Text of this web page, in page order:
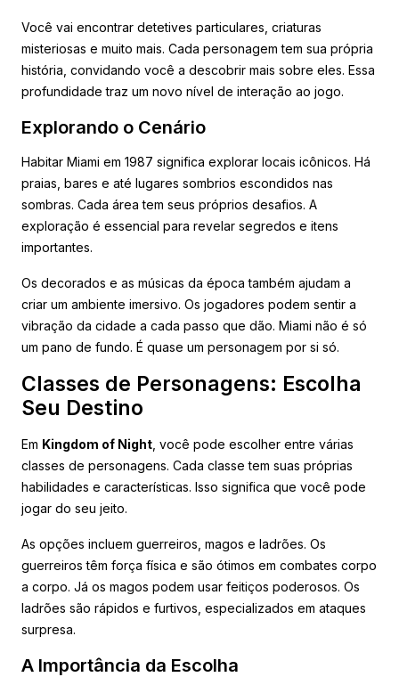
Você vai encontrar detetives particulares, criaturas
misteriosas e muito mais. Cada personagem tem sua própria
história, convidando você a descobrir mais sobre eles. Essa
profundidade traz um novo nível de interação ao jogo.
Explorando o Cenário
Habitar Miami em 1987 significa explorar locais icônicos. Há
praias, bares e até lugares sombrios escondidos nas
sombras. Cada área tem seus próprios desafios. A
exploração é essencial para revelar segredos e itens
importantes.
Os decorados e as músicas da época também ajudam a
criar um ambiente imersivo. Os jogadores podem sentir a
vibração da cidade a cada passo que dão. Miami não é só
um pano de fundo. É quase um personagem por si só.
Classes de Personagens: Escolha
Seu Destino
Em Kingdom of Night , você pode escolher entre várias
classes de personagens. Cada classe tem suas próprias
habilidades e características. Isso significa que você pode
jogar do seu jeito.
As opções incluem guerreiros, magos e ladrões. Os
guerreiros têm força física e são ótimos em combates corpo
a corpo. Já os magos podem usar feitiços poderosos. Os
ladrões são rápidos e furtivos, especializados em ataques
surpresa.
A Importância da Escolha